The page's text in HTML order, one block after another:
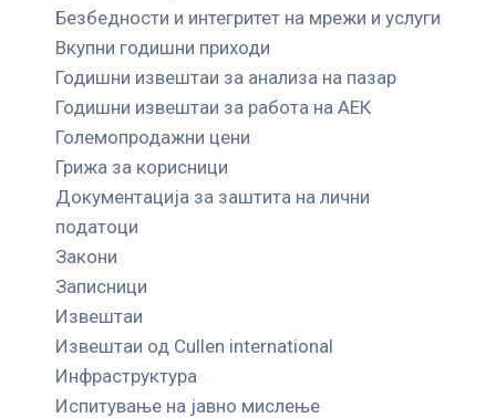
Безбедности и интегритет на мрежи и услуги
Вкупни годишни приходи
Годишни извештаи за анализа на пазар
Годишни извештаи за работа на АЕК
Големопродажни цени
Грижа за корисници
Документација за заштита на лични
податоци
Закони
Записници
Извештаи
Извештаи од Cullen international
Инфраструктура
Испитување на јавно мислење